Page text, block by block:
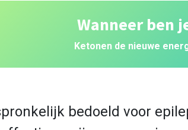
Wanneer ben
Ketonen de nieuwe
bedoeld voor